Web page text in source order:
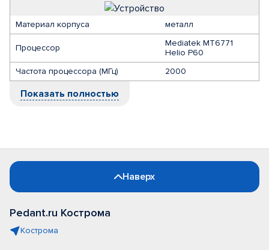
Материал корпуса металл
Процессор
Mediatek MT6771
Helio P60
Частота процессора (МГц)
2000
Показать полностью
Наверх
Pedant.ru Кострома
Кострома